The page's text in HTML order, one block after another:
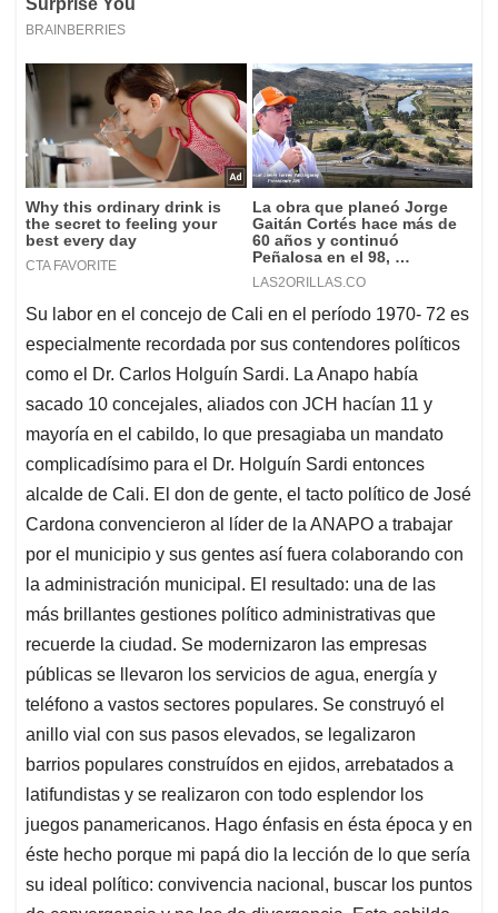
Su labor en el concejo de Cali en el período 1970- 72 es
especialmente recordada por sus contendores políticos
como el Dr. Carlos Holguín Sardi. La Anapo había
sacado 10 concejales, aliados con JCH hacían 11 y
mayoría en el cabildo, lo que presagiaba un mandato
complicadísimo para el Dr. Holguín Sardi entonces
alcalde de Cali. El don de gente, el tacto político de José
Cardona convencieron al líder de la ANAPO a trabajar
por el municipio y sus gentes así fuera colaborando con
la administración municipal. El resultado: una de las
más brillantes gestiones político administrativas que
recuerde la ciudad. Se modernizaron las empresas
públicas se llevaron los servicios de agua, energía y
teléfono a vastos sectores populares. Se construyó el
anillo vial con sus pasos elevados, se legalizaron
barrios populares construídos en ejidos, arrebatados a
latifundistas y se realizaron con todo esplendor los
juegos panamericanos. Hago énfasis en ésta época y en
éste hecho porque mi papá dio la lección de lo que sería
su ideal político: convivencia nacional, buscar los puntos